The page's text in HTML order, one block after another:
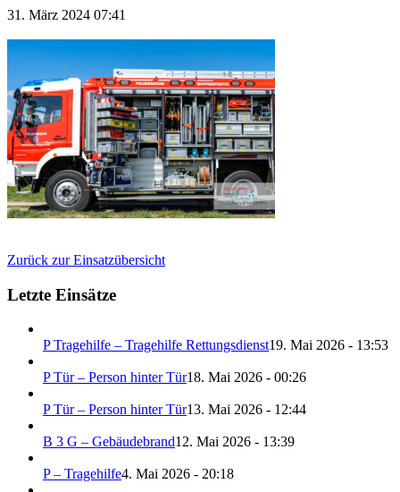
31. März 2024 07:41
Zurück zur Einsatzübersicht
Letzte Einsätze
P Tragehilfe – Tragehilfe Rettungsdienst19. Mai 2026 - 13:53
P Tür – Person hinter Tür18. Mai 2026 - 00:26
P Tür – Person hinter Tür13. Mai 2026 - 12:44
B 3 G – Gebäudebrand12. Mai 2026 - 13:39
P – Tragehilfe4. Mai 2026 - 20:18